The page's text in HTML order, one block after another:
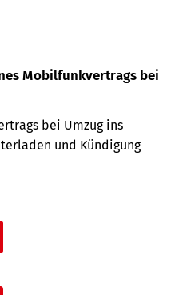
Mobilfunkvertrags bei
bei Umzug ins
und Kündigung